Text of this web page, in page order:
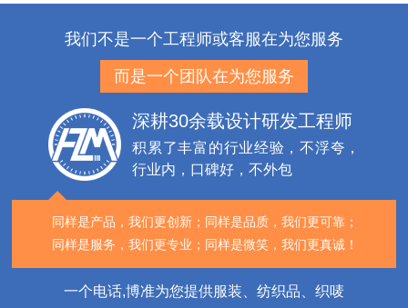
我们不是一个工程师或客服在为您服务
而是一个团队在为您服务
深耕30余载设计研发工程师
积累了丰富的行业经验，不浮夸，
行业内，口碑好，不外包
同样是产品，我们更创新； 同样是品质，我们更可靠；
同样是服务，我们更专业； 同样是微笑，我们更真诚！
一个电话,博准为您提供服装、纺织品、织唛